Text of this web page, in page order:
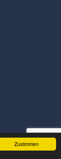
Zustimmen